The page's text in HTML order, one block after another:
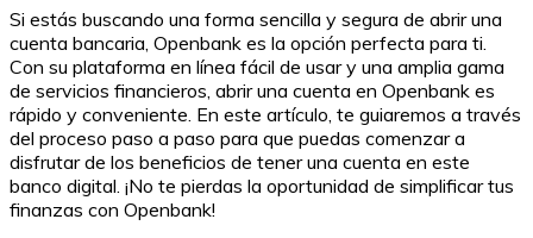
Si estás buscando una forma sencilla y segura de abrir una
cuenta bancaria, Openbank es la opción perfecta para ti.
Con su plataforma en línea fácil de usar y una amplia gama
de servicios financieros, abrir una cuenta en Openbank es
rápido y conveniente. En este artículo, te guiaremos a través
del proceso paso a paso para que puedas comenzar a
disfrutar de los beneficios de tener una cuenta en este
banco digital. ¡No te pierdas la oportunidad de simplificar tus
finanzas con Openbank!